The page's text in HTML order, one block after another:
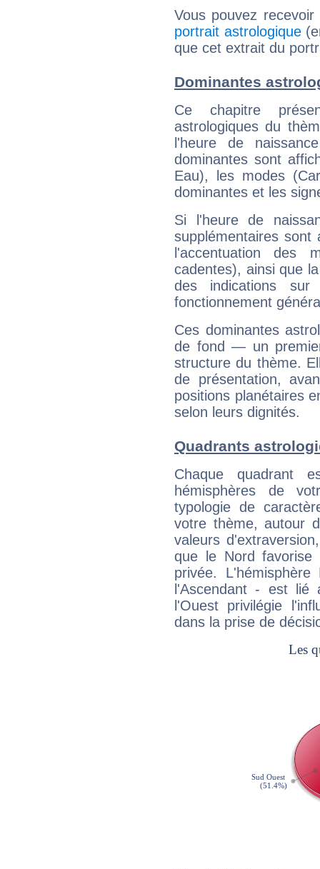
Vous pouvez
portrait astrologique
que cet extrait du
Dominantes
Ce chapitre
astrologiques du
l'heure de
dominantes sont
Eau), les modes
dominantes et les
Si l'heure de
supplémentaires sont
l'accentuation des
cadentes), ainsi que
des indications sur
fonctionnement
Ces dominantes
de fond — un
structure du thème.
de présentation,
positions planétaires
selon leurs dignités.
Quadrants
Chaque quadrant
hémisphères de
typologie de
votre thème, autour
valeurs
que le Nord favorise
privée.
l'Ascendant - est
l'Ouest privilégie
dans la prise de